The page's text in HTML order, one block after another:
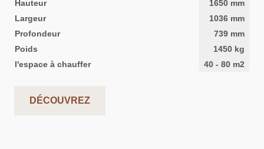
Hauteur 1650 mm
Largeur
1036 mm
Profondeur
739 mm
Poids
1450 kg
l'espace à chauffer
40 - 80 m2
DÉCOUVREZ